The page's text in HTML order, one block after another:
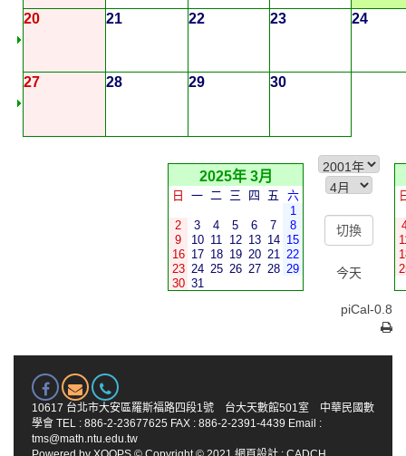
20 21 22 23 24
27 28 29 30
2025年 3月
日 一 二 三 四 五
六
1
2
3 4 5 6 7
8
9
10 11 12 13 14 15
16 17 18 19 20 21 22
23 24 25 26 27 28 29
30 31
今天
piCal-0.8
10617 台北市大安區羅斯福路四段1號 台大天數館501室 中華民國數
學會 TEL : 886-2-23677625 FAX : 886-2-2391-4439 Email :
tms@math.ntu.edu.tw